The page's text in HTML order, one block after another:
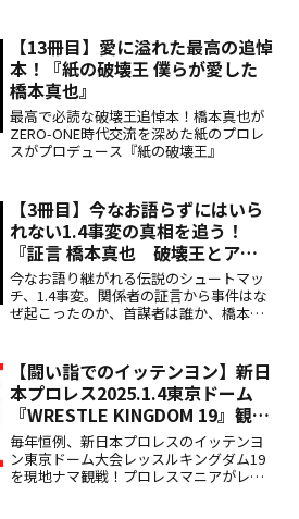
【13冊目】愛に溢れた最高の追悼
本！『紙の破壊王 僕らが愛した
橋本真也』
最高で必読な破壊王追悼本！橋本真也が
ZERO-ONE時代交流を深めた紙のプロレ
スがプロデュース『紙の破壊王』
【3冊目】今なお語らずにはいら
れない1.4事変の真相を追う！
『証言 橋本真也 破壊王とアン
トニオ猪木「相克」の真相』
今なお語り継がれる伝説のシュートマッ
チ、1.4事変。関係者の証言から事件はな
ぜ起こったのか、首謀者は誰か、橋本は
い…。
【闘い詣でのイッテンヨン】新日
本プロレス2025.1.4東京ドーム
『WRESTLE KINGDOM 19』観戦
記
毎年恒例、新日本プロレスのイッテンヨ
ン東京ドーム大会レッスルキングダム19
を現地ナマ観戦！プロレスマニアがレポ